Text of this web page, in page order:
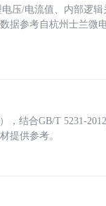
压/电流值、内部逻
据参考自杭州士兰微
，结合GB/T 5231-
提供参考。